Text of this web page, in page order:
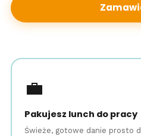
💼
Pakujesz lunch do pracy
Świeże, gotowe danie prosto